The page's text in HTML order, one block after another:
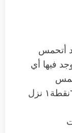
أتحمس
فيها أي
لابشركم ان تحديث ١٧نقطة٦نقطة١ نزل